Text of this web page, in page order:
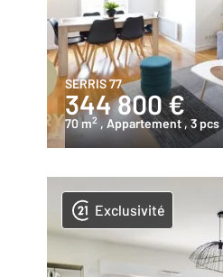
SERRIS 77
344 800 €
70 m2 , Appartement, 3 pcs
Exclusivité